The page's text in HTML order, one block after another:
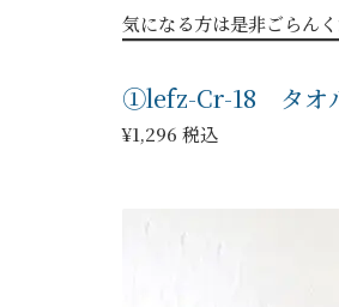
気になる方は是非ごらん
①lefz-Cr-18 タオ
¥1,296 税込